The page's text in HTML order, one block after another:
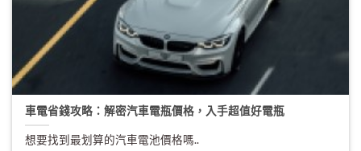
車電省錢攻略：解密汽車電瓶價格，入手超值好電瓶
想要找到最划算的汽車電池價格嗎..